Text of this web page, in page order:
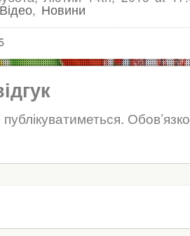
Відео, Новини